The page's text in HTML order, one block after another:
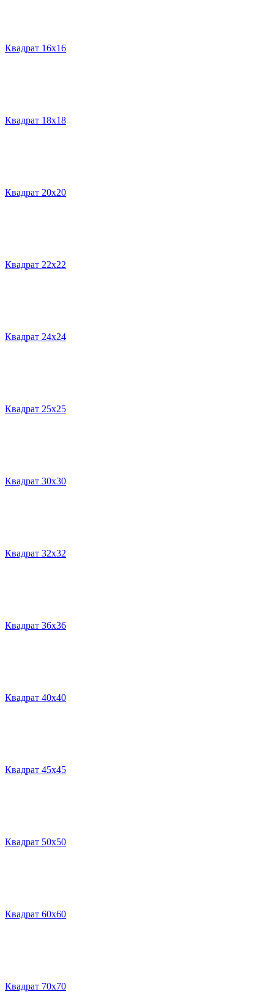
Квадрат 16х16
Квадрат 18х18
Квадрат 20х20
Квадрат 22х22
Квадрат 24х24
Квадрат 25х25
Квадрат 30х30
Квадрат 32х32
Квадрат 36х36
Квадрат 40х40
Квадрат 45х45
Квадрат 50х50
Квадрат 60х60
Квадрат 70х70